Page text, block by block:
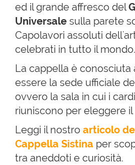
ed il grande affresco del
Universale sulla parete
Capolavori assoluti
celebrati in tutto il mondo.
La cappella è conosciuta
essere la sede ufficiale
ovvero la sala in cui i
riuniscono per eleggere il
Leggi il nostro articolo
Cappella Sistina per
tra aneddoti e curiosità.